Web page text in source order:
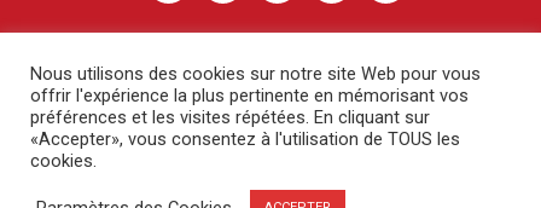
© Racing Besançon - Contact-Mentions légales
Nous utilisons des cookies sur notre site Web pour vous
offrir l'expérience la plus pertinente en mémorisant vos
préférences et les visites répétées. En cliquant sur
«Accepter», vous consentez à l'utilisation de TOUS les
cookies.